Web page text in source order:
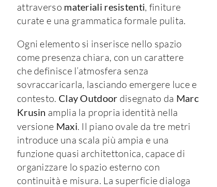
attraverso materiali resistenti, finiture
curate e una grammatica formale pulita.
Ogni elemento si inserisce nello spazio
come presenza chiara, con un carattere
che definisce l’atmosfera senza
sovraccaricarla, lasciando emergere luce e
contesto. Clay Outdoor disegnato da Marc
Krusin amplia la propria identità nella
versione Maxi. Il piano ovale da tre metri
introduce una scala più ampia e una
funzione quasi architettonica, capace di
organizzare lo spazio esterno con
continuità e misura. La superficie dialoga